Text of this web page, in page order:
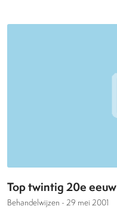
Top twintig 20e
Behandelwijzen - 29 mei 2001